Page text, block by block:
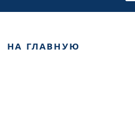
НА ГЛАВНУЮ